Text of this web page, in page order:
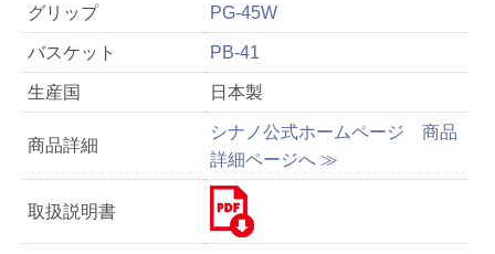
グリップ PG-45W
バスケット PB-41
生産国 日本製
商品詳細
シナノ公式ホームページ 商品
詳細ページへ ≫
取扱説明書